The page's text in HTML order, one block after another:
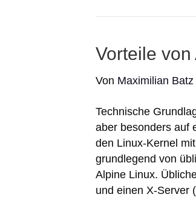
Vorteile
Von Maximilian Batz
Technische
aber besonders auf
den Linux-Kernel
grundlegend von
Alpine Linux.
und einen X-Server